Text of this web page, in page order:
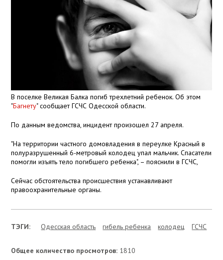
В поселке Великая Балка погиб трехлетний ребенок. Об этом
"Багнету" сообщает ГСЧС Одесской области.
По данным ведомства, инцидент произошел 27 апреля.
"На территории частного домовладения в переулке Красный в
полуразрушенный 6-метровый колодец упал мальчик. Спасатели
помогли изъять тело погибшего ребенка", – пояснили в ГСЧС,
Сейчас обстоятельства происшествия устанавливают
правоохранительные органы.
ТЭГИ: Одесская область гибель ребенка колодец ГСЧС
Общее количество просмотров: 1810